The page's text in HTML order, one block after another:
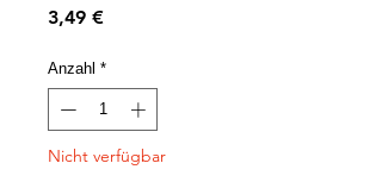
3,49 €Preis
Anzahl *
Nicht verfügbar